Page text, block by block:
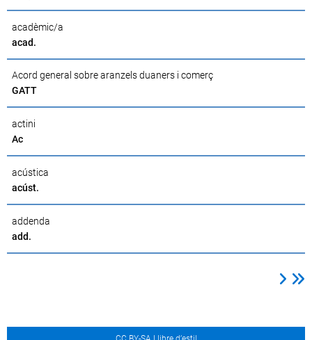
acadèmic/a
acad.
Acord general sobre aranzels duaners i comerç
GATT
actini
Ac
acústica
acúst.
addenda
add.